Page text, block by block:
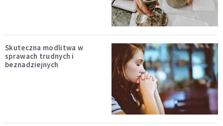
Skuteczna modlitwa w
sprawach trudnych i
beznadziejnych